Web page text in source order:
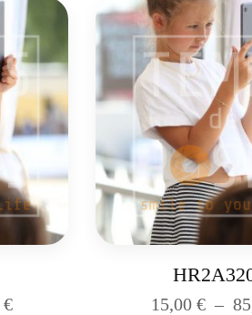
€ 15,00€ –